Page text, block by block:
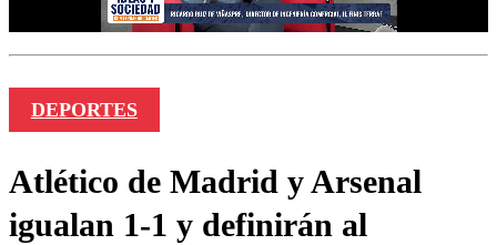
DEPORTES
Atlético de Madrid y Arsenal
igualan 1-1 y definirán al